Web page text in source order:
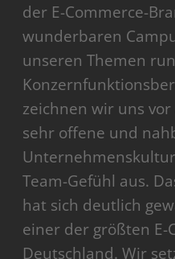
der E-Commerce-
wunderbaren
unseren Themen
zeichnen wir uns
sehr offene und
Team-Gefühl aus.
hat sich deutlich
einer der größten E-
Deutschland. Wir